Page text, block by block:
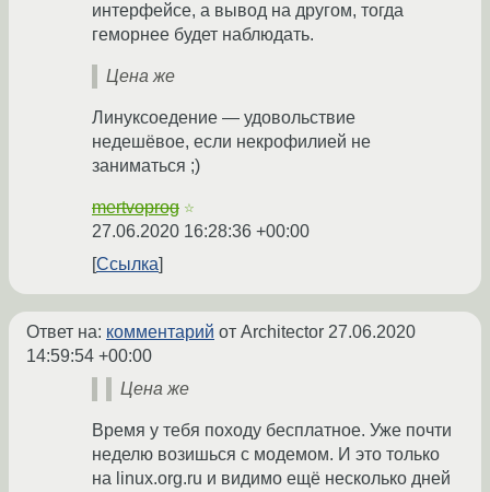
интерфейсе, а вывод на другом, тогда
геморнее будет наблюдать.
Цена же
Линуксоедение — удовольствие
недешёвое, если некрофилией не
заниматься ;)
mertvoprog ☆
27.06.2020 16:28:36 +00:00
Ссылка
Ответ на: комментарий от Architector 27.06.2020
14:59:54 +00:00
Цена же
Время у тебя походу бесплатное. Уже почти
неделю возишься с модемом. И это только
на linux.org.ru и видимо ещё несколько дней